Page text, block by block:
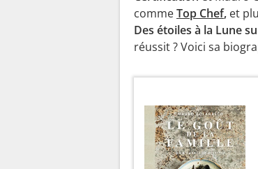
commeTop Chef, et
Des étoiles à la Lune
réussit ? Voici sa